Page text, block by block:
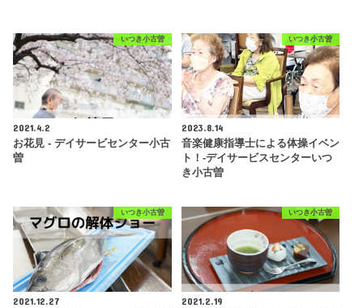
いつき小古曽
2021.4.2
お花見 - デイサービセンター小古
曽
いつき小古曽
2023.8.14
音楽健康指導士による体操イベン
ト！-デイサービスセンターいつ
き小古曽
いつき小古曽
2021.12.27
いつき小古曽
2021.2.19